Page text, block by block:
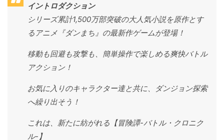
イントロダクション
シリーズ累計1,500万部突破の大人気小説を原作とす
るアニメ『ダンまち』の最新作ゲームが登場！
移動も回避も攻撃も、簡単操作で楽しめる爽快バトル
アクション！
お気に入りのキャラクター達と共に、ダンジョン探索
へ繰り出そう！
これは、新たに紡がれる【冒険譚-バトル・クロニク
ル-】